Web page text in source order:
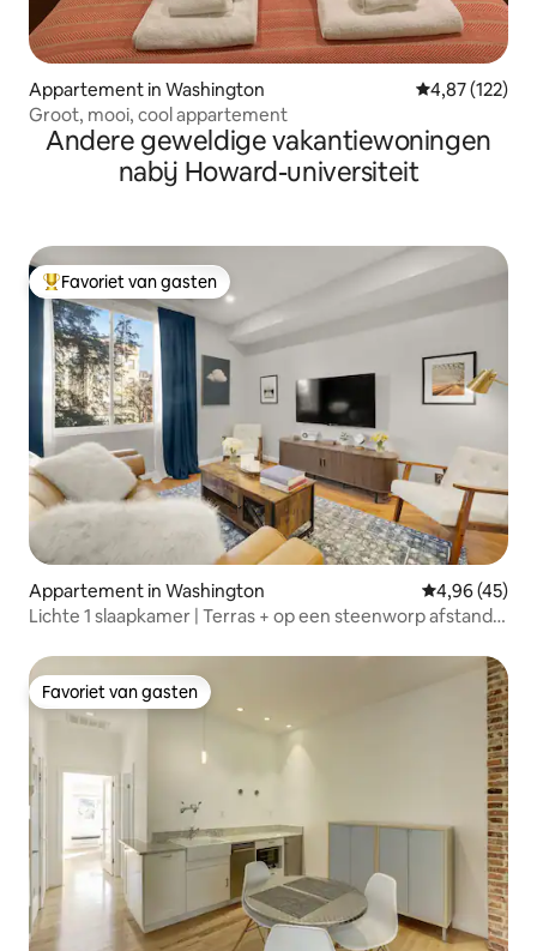
Appartement in Washington Gemiddelde
4,87 (122)
Groot, mooi, cool appartement
Andere geweldige vakantiewoningen
nabij Howard-universiteit
Topfavoriet van gasten
Favoriet van gasten
Appartement in Washington Gemiddelde
4,96 (45)
Lichte 1 slaapkamer | Terras + op een steenworp afstand
Favoriet van gasten
Favoriet van gasten